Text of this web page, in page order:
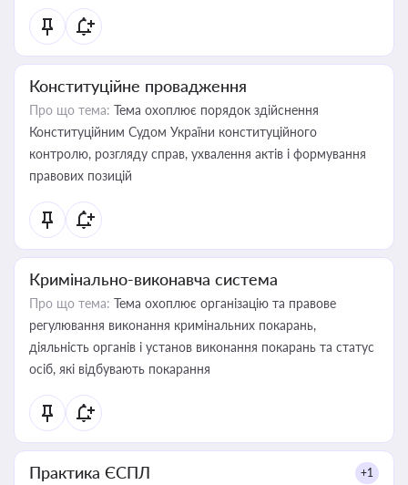
Конституційне провадження
Про що тема: Тема охоплює порядок здійснення
Конституційним Судом України конституційного
контролю, розгляду справ, ухвалення актів і формування
правових позицій
Кримінально-виконавча система
Про що тема: Тема охоплює організацію та правове
регулювання виконання кримінальних покарань,
діяльність органів і установ виконання покарань та статус
осіб, які відбувають покарання
Практика ЄСПЛ +1